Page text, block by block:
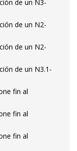
de un N3-
de un N2-
de un N2-
de un N3.1-
fin al
fin al
fin al